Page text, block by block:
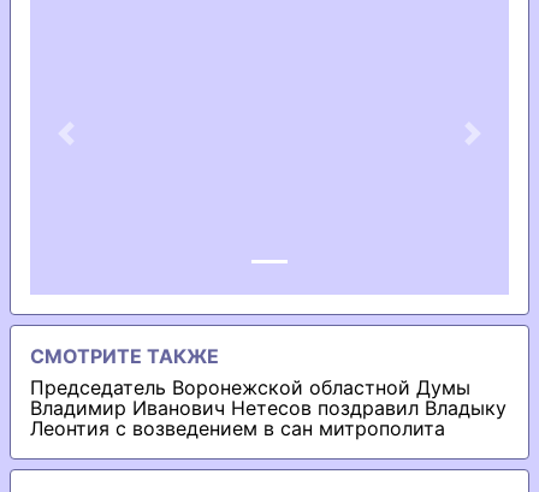
Previous Next
СМОТРИТЕ ТАКЖЕ
Председатель Воронежской областной Думы
Владимир Иванович Нетесов поздравил Владыку
Леонтия с возведением в сан митрополита